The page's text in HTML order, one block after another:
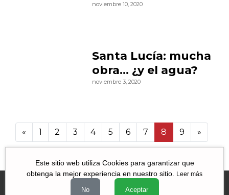
noviembre 10, 2020
Santa Lucía: mucha
obra… ¿y el agua?
noviembre 3, 2020
« 1 2 3 4 5 6 7 8 9 »
Este sitio web utiliza Cookies para garantizar que
obtenga la mejor experiencia en nuestro sitio.
Leer más
No Aceptar